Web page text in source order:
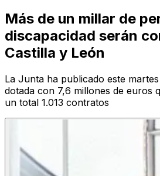
Más de un millar de
discapacidad serán
Castilla y León
La Junta ha publicado este
dotada con 7,6 millones de euros
un total 1.013 contratos